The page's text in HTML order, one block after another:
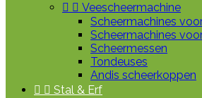
  Veescheermachine
Scheermachines
Scheermachines
Scheermessen
Tondeuses
Andis scheerkoppen
  Stal & Erf